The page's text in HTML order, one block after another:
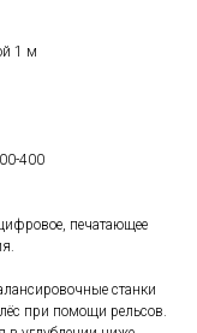
1 м
400
печатающее
станки
при помощи рельсов.